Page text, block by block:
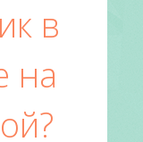
в
на